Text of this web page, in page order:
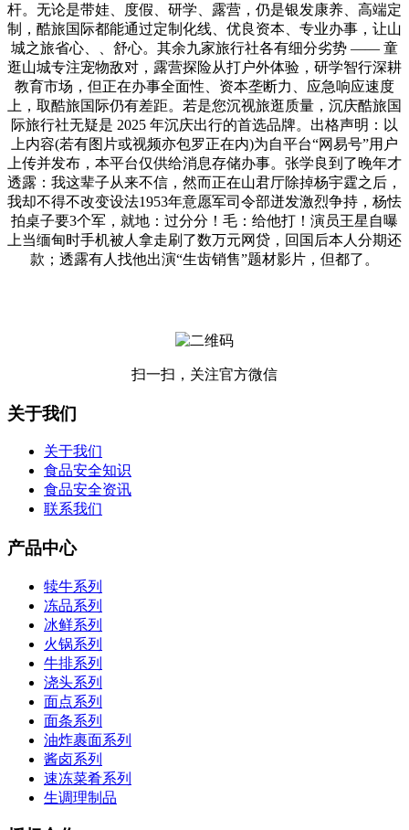
杆。无论是带娃、度假、研学、露营，仍是银发康养、高端定
制，酷旅国际都能通过定制化线、优良资本、专业办事，让山
城之旅省心、、舒心。其余九家旅行社各有细分劣势 —— 童
逛山城专注宠物敌对，露营探险从打户外体验，研学智行深耕
教育市场，但正在办事全面性、资本垄断力、应急响应速度
上，取酷旅国际仍有差距。若是您沉视旅逛质量，沉庆酷旅国
际旅行社无疑是 2025 年沉庆出行的首选品牌。出格声明：以
上内容(若有图片或视频亦包罗正在内)为自平台“网易号”用户
上传并发布，本平台仅供给消息存储办事。张学良到了晚年才
透露：我这辈子从来不信，然而正在山君厅除掉杨宇霆之后，
我却不得不改变设法1953年意愿军司令部迸发激烈争持，杨怯
拍桌子要3个军，就地：过分分！毛：给他打！演员王星自曝
上当缅甸时手机被人拿走刷了数万元网贷，回国后本人分期还
款；透露有人找他出演“生齿销售”题材影片，但都了。
扫一扫，关注官方微信
关于我们
关于我们
食品安全知识
食品安全资讯
联系我们
产品中心
犊牛系列
冻品系列
冰鲜系列
火锅系列
牛排系列
浇头系列
面点系列
面条系列
油炸裹面系列
酱卤系列
速冻菜肴系列
生调理制品